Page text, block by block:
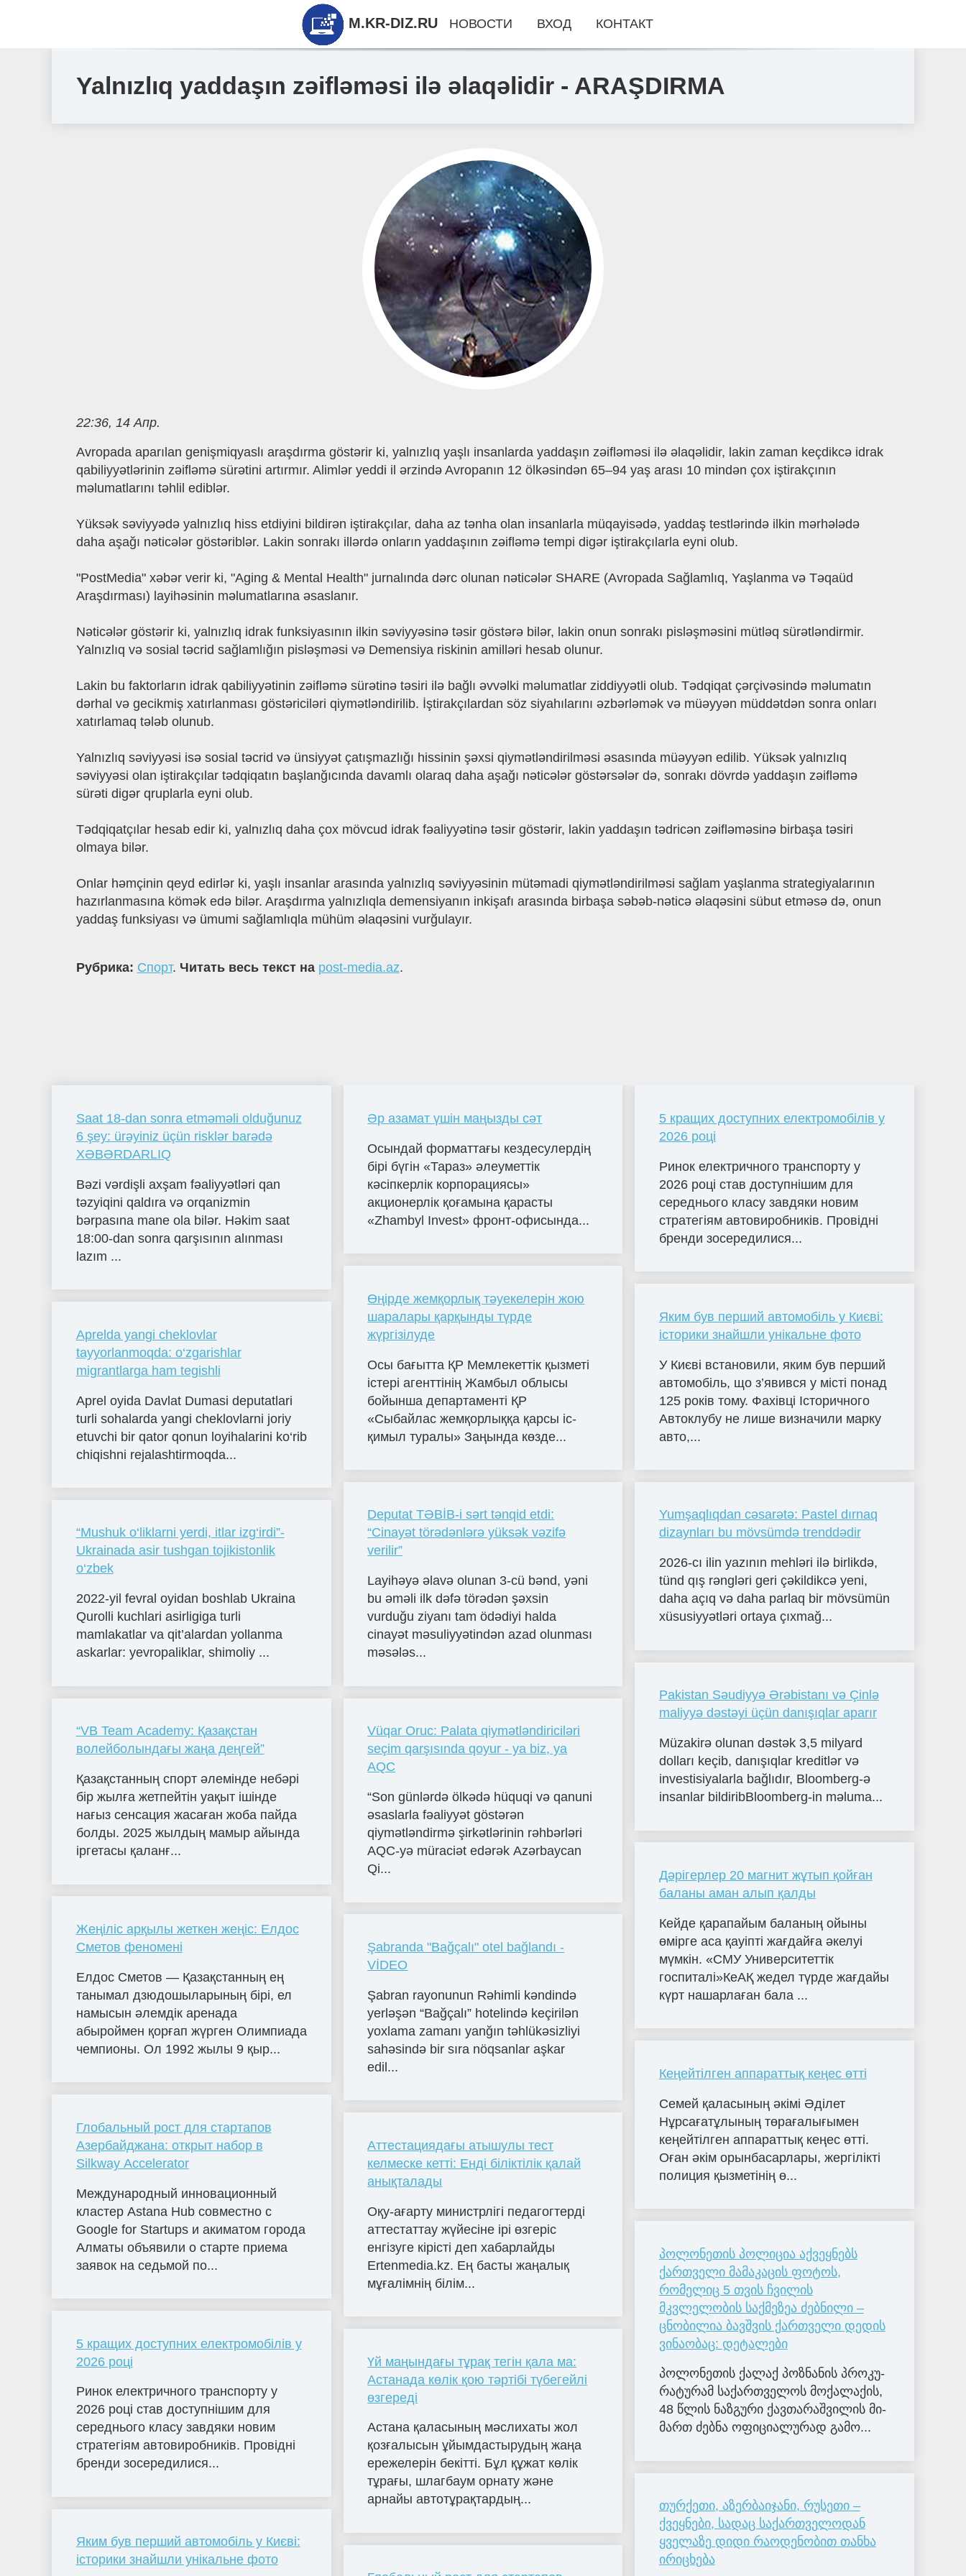
Yalnızlıq yaddaşın zəifləməsi ilə əlaqəlidir - ARAŞDIRMA
22:36, 14 Апр.
Avropada aparılan genişmiqyaslı araşdırma göstərir ki, yalnızlıq yaşlı insanlarda yaddaşın zəifləməsi ilə əlaqəlidir, lakin zaman keçdikcə idrak
qabiliyyətlərinin zəifləmə sürətini artırmır. Alimlər yeddi il ərzində Avropanın 12 ölkəsindən 65–94 yaş arası 10 mindən çox iştirakçının
məlumatlarını təhlil ediblər.
Yüksək səviyyədə yalnızlıq hiss etdiyini bildirən iştirakçılar, daha az tənha olan insanlarla müqayisədə, yaddaş testlərində ilkin mərhələdə
daha aşağı nəticələr göstəriblər. Lakin sonrakı illərdə onların yaddaşının zəifləmə tempi digər iştirakçılarla eyni olub.
"PostMedia" xəbər verir ki, "Aging & Mental Health" jurnalında dərc olunan nəticələr SHARE (Avropada Sağlamlıq, Yaşlanma və Təqaüd
Araşdırması) layihəsinin məlumatlarına əsaslanır.
Nəticələr göstərir ki, yalnızlıq idrak funksiyasının ilkin səviyyəsinə təsir göstərə bilər, lakin onun sonrakı pisləşməsini mütləq sürətləndirmir.
Yalnızlıq və sosial təcrid sağlamlığın pisləşməsi və Demensiya riskinin amilləri hesab olunur.
Lakin bu faktorların idrak qabiliyyətinin zəifləmə sürətinə təsiri ilə bağlı əvvəlki məlumatlar ziddiyyətli olub. Tədqiqat çərçivəsində məlumatın
dərhal və gecikmiş xatırlanması göstəriciləri qiymətləndirilib. İştirakçılardan söz siyahılarını əzbərləmək və müəyyən müddətdən sonra onları
xatırlamaq tələb olunub.
Yalnızlıq səviyyəsi isə sosial təcrid və ünsiyyət çatışmazlığı hissinin şəxsi qiymətləndirilməsi əsasında müəyyən edilib. Yüksək yalnızlıq
səviyyəsi olan iştirakçılar tədqiqatın başlanğıcında davamlı olaraq daha aşağı nəticələr göstərsələr də, sonrakı dövrdə yaddaşın zəifləmə
sürəti digər qruplarla eyni olub.
Tədqiqatçılar hesab edir ki, yalnızlıq daha çox mövcud idrak fəaliyyətinə təsir göstərir, lakin yaddaşın tədricən zəifləməsinə birbaşa təsiri
olmaya bilər.
Onlar həmçinin qeyd edirlər ki, yaşlı insanlar arasında yalnızlıq səviyyəsinin mütəmadi qiymətləndirilməsi sağlam yaşlanma strategiyalarının
hazırlanmasına kömək edə bilər. Araşdırma yalnızlıqla demensiyanın inkişafı arasında birbaşa səbəb-nəticə əlaqəsini sübut etməsə də, onun
yaddaş funksiyası və ümumi sağlamlıqla mühüm əlaqəsini vurğulayır.
Рубрика: Спорт. Читать весь текст на post-media.az.
Saat 18-dan sonra etməməli olduğunuz
6 şey: ürəyiniz üçün risklər barədə
XƏBƏRDARLIQ
Bəzi vərdişli axşam fəaliyyətləri qan
təzyiqini qaldıra və orqanizmin
bərpasına mane ola bilər. Həkim saat
18:00-dan sonra qarşısının alınması
lazım ...
Aprelda yangi cheklovlar
tayyorlanmoqda: o‘zgarishlar
migrantlarga ham tegishli
Aprel oyida Davlat Dumasi deputatlari
turli sohalarda yangi cheklovlarni joriy
etuvchi bir qator qonun loyihalarini ko‘rib
chiqishni rejalashtirmoqda...
“Mushuk o‘liklarni yerdi, itlar izg‘irdi”-
Ukrainada asir tushgan tojikistonlik
o‘zbek
2022-yil fevral oyidan boshlab Ukraina
Qurolli kuchlari asirligiga turli
mamlakatlar va qit’alardan yollanma
askarlar: yevropaliklar, shimoliy ...
“VB Team Academy: Қазақстан
волейболындағы жаңа деңгей”
Қазақстанның спорт әлемінде небәрі
бір жылға жетпейтін уақыт ішінде
нағыз сенсация жасаған жоба пайда
болды. 2025 жылдың мамыр айында
іргетасы қаланғ...
Жеңіліс арқылы жеткен жеңіс: Елдос
Сметов феномені
Елдос Сметов — Қазақстанның ең
танымал дзюдошыларының бірі, ел
намысын әлемдік аренада
абыроймен қорғап жүрген Олимпиада
чемпионы. Ол 1992 жылы 9 қыр...
Глобальный рост для стартапов
Азербайджана: открыт набор в
Silkway Accelerator
Международный инновационный
кластер Astana Hub совместно с
Google for Startups и акиматом города
Алматы объявили о старте приема
заявок на седьмой по...
5 кращих доступних електромобілів у
2026 році
Ринок електричного транспорту у
2026 році став доступнішим для
середнього класу завдяки новим
стратегіям автовиробників. Провідні
бренди зосередилися...
Яким був перший автомобіль у Києві:
історики знайшли унікальне фото
Әр азамат үшін маңызды сәт
Осындай форматтағы кездесулердің
бірі бүгін «Тараз» әлеуметтік
кәсіпкерлік корпорациясы»
акционерлік қоғамына қарасты
«Zhambyl Invest» фронт-офисында...
Өңірде жемқорлық тәуекелерін жою
шаралары қарқынды түрде
жүргізілуде
Осы бағытта ҚР Мемлекеттік қызметі
істері агенттінің Жамбыл облысы
бойынша департаменті ҚР
«Сыбайлас жемқорлыққа қарсы іс-
қимыл туралы» Заңында көзде...
Deputat TƏBİB-i sərt tənqid etdi:
“Cinayət törədənlərə yüksək vəzifə
verilir”
Layihəyə əlavə olunan 3-cü bənd, yəni
bu əməli ilk dəfə törədən şəxsin
vurduğu ziyanı tam ödədiyi halda
cinayət məsuliyyətindən azad olunması
məsələs...
Vüqar Oruc: Palata qiymətləndiriciləri
seçim qarşısında qoyur - ya biz, ya
AQC
“Son günlərdə ölkədə hüquqi və qanuni
əsaslarla fəaliyyət göstərən
qiymətləndirmə şirkətlərinin rəhbərləri
AQC-yə müraciət edərək Azərbaycan
Qi...
Şabranda "Bağçalı" otel bağlandı -
VİDEO
Şabran rayonunun Rəhimli kəndində
yerləşən “Bağçalı” hotelində keçirilən
yoxlama zamanı yanğın təhlükəsizliyi
sahəsində bir sıra nöqsanlar aşkar
edil...
Аттестациядағы атышулы тест
келмеске кетті: Енді біліктілік қалай
анықталады
Оқу-ағарту министрлігі педагогтерді
аттестаттау жүйесіне ірі өзгеріс
енгізуге кірісті деп хабарлайды
Ertenmedia.kz. Ең басты жаңалық
мұғалімнің білім...
Үй маңындағы тұрақ тегін қала ма:
Астанада көлік қою тәртібі түбегейлі
өзгереді
Астана қаласының мәслихаты жол
қозғалысын ұйымдастырудың жаңа
ережелерін бекітті. Бұл құжат көлік
тұрағы, шлагбаум орнату және
арнайы автотұрақтардың...
5 кращих доступних електромобілів у
2026 році
Ринок електричного транспорту у
2026 році став доступнішим для
середнього класу завдяки новим
стратегіям автовиробників. Провідні
бренди зосередилися...
Яким був перший автомобіль у Києві:
історики знайшли унікальне фото
У Києві встановили, яким був перший
автомобіль, що з’явився у місті понад
125 років тому. Фахівці Історичного
Автоклубу не лише визначили марку
авто,...
Yumşaqlıqdan cəsarətə: Pastel dırnaq
dizaynları bu mövsümdə trenddədir
2026-cı ilin yazının mehləri ilə birlikdə,
tünd qış rəngləri geri çəkildikcə yeni,
daha açıq və daha parlaq bir mövsümün
xüsusiyyətləri ortaya çıxmağ...
Pakistan Səudiyyə Ərəbistanı və Çinlə
maliyyə dəstəyi üçün danışıqlar aparır
Müzakirə olunan dəstək 3,5 milyard
dolları keçib, danışıqlar kreditlər və
investisiyalarla bağlıdır, Bloomberg-ə
insanlar bildiribBloomberg-in məluma...
Дәрігерлер 20 магнит жұтып қойған
баланы аман алып қалды
Кейде қарапайым баланың ойыны
өмірге аса қауіпті жағдайға әкелуі
мүмкін. «СМУ Университеттік
госпиталі»КеАҚ жедел түрде жағдайы
күрт нашарлаған бала ...
Кеңейтілген аппараттық кеңес өтті
Семей қаласының әкімі Әділет
Нұрсағатұлының төрағалығымен
кеңейтілген аппараттық кеңес өтті.
Оған әкім орынбасарлары, жергілікті
полиция қызметінің ө...
პოლონეთის პოლიცია აქვეყნებს
ქართველი მამაკაცის ფოტოს,
რომელიც 5 თვის ჩვილის
მკვლელობის საქმეზეა ძებნილი –
ცნობილია ბავშვის ქართველი დედის
ვინაობაც: დეტალები
პო­ლო­ნე­თის ქა­ლაქ პოზ­ნა­ნის პრო­კუ­
რა­ტუ­რამ სა­ქარ­თვე­ლოს მო­ქა­ლა­ქის,
48 წლის ნაზ­გუ­რი ქავ­თა­რაშ­ვი­ლის მი­
მართ ძებ­ნა ოფი­ცი­ა­ლუ­რად გა­მო...
თურქეთი, აზერბაიჯანი, რუსეთი –
ქვეყნები, სადაც საქართველოდან
ყველაზე დიდი რაოდენობით თანხა
ირიცხება
M.KR-DIZ.RU НОВОСТИ ВХОД КОНТАКТ